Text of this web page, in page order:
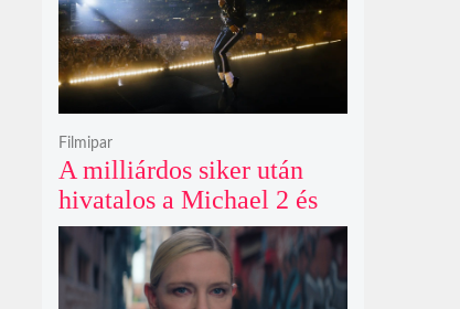
A milliárdos siker után
hivatalos a Michael 2 és
már a bemutató éve is
megvan
Filmipar